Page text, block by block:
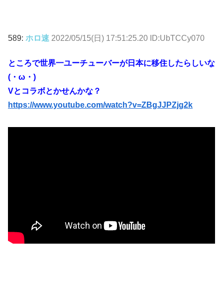
589: ホロ速 2022/05/15(日) 17:51:25.20 ID:UbTCCy070
ところで世界一ユーチューバーが日本に移住したらしいな
(・ω・)
Vとコラボとかせんかな？
https://www.youtube.com/watch?v=ZBgJJPZjg2k